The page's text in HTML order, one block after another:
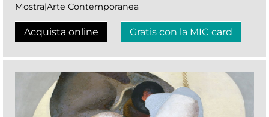
Mostra|Arte Contemporanea
Acquista online Gratis con la MIC card